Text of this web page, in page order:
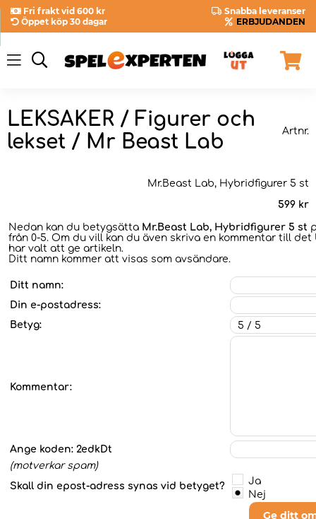
Fri frakt vid 600 kr
Snabba leveranser
Öppet köp 30 dagar
ERBJUDANDEN
LEKSAKER / Figurer och
lekset / Mr Beast Lab
Artnr.
Mr.Beast Lab, Hybridfigurer 5 st
599 kr
Nedan kan du betygsätta Mr.Beast Lab, Hybridfigurer 5 st
från 0-5. Om du vill kan du även skriva en kommentar till det
har valt att ge artikeln.
Ditt namn kommer att visas som avsändare.
Ditt namn:
Din e-postadress:
Betyg:
Kommentar:
Ange koden: 2edkDt
(motverkar spam)
Skall din epost-adress synas vid betyget?
Ja
Nej
Ge ditt